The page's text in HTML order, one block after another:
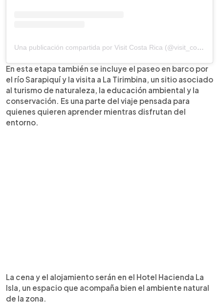
Una publicación compartida por Visit Costa Rica (@visit_costarica)
En esta etapa también se incluye el paseo en barco por
el río Sarapiquí y la visita a La Tirimbina, un sitio asociado
al turismo de naturaleza, la educación ambiental y la
conservación. Es una parte del viaje pensada para
quienes quieren aprender mientras disfrutan del
entorno.
La cena y el alojamiento serán en el Hotel Hacienda La
Isla, un espacio que acompaña bien el ambiente natural
de la zona.